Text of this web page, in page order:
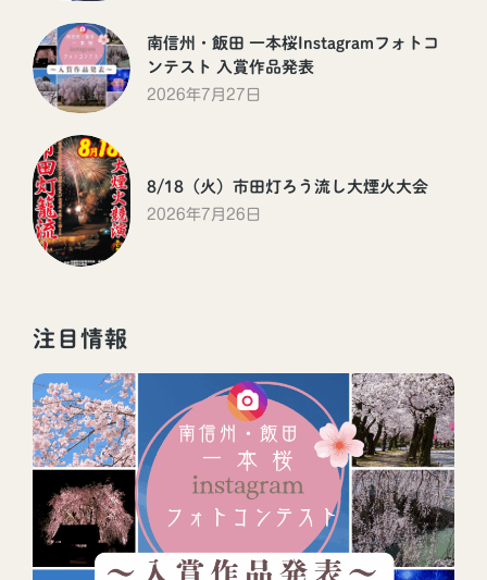
南信州・飯田 一本桜Instagramフォトコ
ンテスト 入賞作品発表
2026年7月27日
8/18（火）市田灯ろう流し大煙火大会
2026年7月26日
注目情報